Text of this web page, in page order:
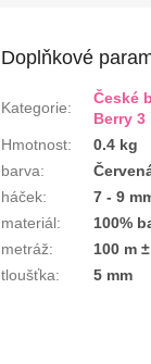
Doplňkové
Kategorie:
České
Berry 3
Hmotnost:
0.4 kg
barva:
háček:
7 - 9
materiál:
100%
metráž:
100 m
tloušťka: 5 mm